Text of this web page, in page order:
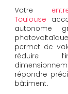
Votre
Toulouse
autonome
permet de
réduire
répondre
bâtiment.